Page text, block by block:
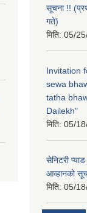
सूचना !!
गते)
मिति: 05/
Invitation
sewa
tatha
Dailekh"
मिति: 05/
सेनिटरी
आव्हानको
मिति: 05/